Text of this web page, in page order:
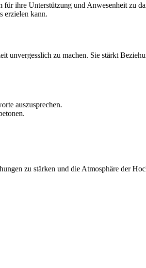
ihre Unterstützung und Anwesenheit zu
erzielen kann.
unvergesslich zu machen. Sie stärkt
auszusprechen.
zu stärken und die Atmosphäre der